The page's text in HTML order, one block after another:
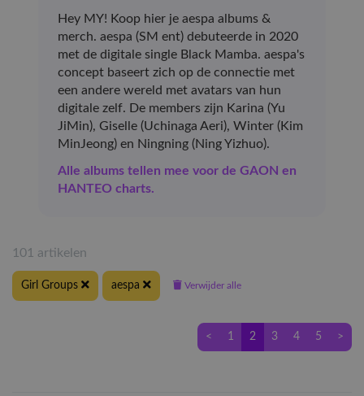
Hey MY! Koop hier je aespa albums &
merch. aespa (SM ent) debuteerde in 2020
met de digitale single Black Mamba. aespa's
concept baseert zich op de connectie met
een andere wereld met avatars van hun
digitale zelf. De members zijn Karina (Yu
JiMin), Giselle (Uchinaga Aeri), Winter (Kim
MinJeong) en Ningning (Ning Yizhuo).
Alle albums tellen mee voor de GAON en
HANTEO charts.
101 artikelen
Girl Groups aespa Verwijder alle
< 1 2 3 4 5 >